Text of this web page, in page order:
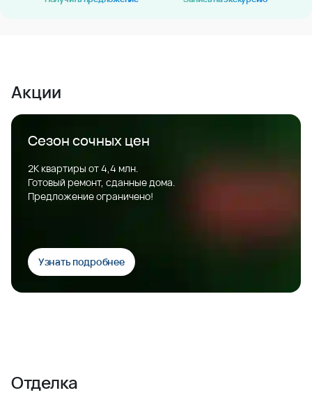
Акции
Сезон сочных цен
2К квартиры от 4,4 млн.
Готовый ремонт, сданные дома.
Предложение ограничено!
Узнать подробнее
Отделка